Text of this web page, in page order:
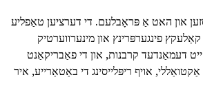
און האט אַ פּראָבלעם. די דערציען טאַפליע
קאַלעקץ פינגערפּרינץ און מינערווערטיק
דעמאַנדעד קרבנות, און די פאַבריקאַנט
אויף ריפּלייסינג די באַטאַרייע, איר